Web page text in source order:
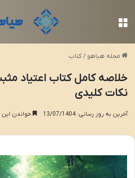
مجله هیاهو /کتاب
خلاصه کامل کتاب اعتیاد
نکات کلیدی
آخرین به روز رسانی: 13/07/1404 خواندن این مطلب 15